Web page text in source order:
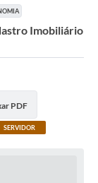
Imobiliário
PDF
SERVIDOR